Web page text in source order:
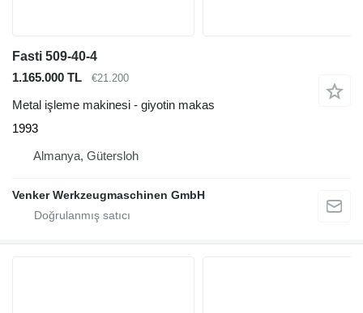
Fasti 509-40-4
1.165.000 TL
€21.200
Metal işleme makinesi - giyotin makas
1993
Almanya, Gütersloh
Venker Werkzeugmaschinen GmbH